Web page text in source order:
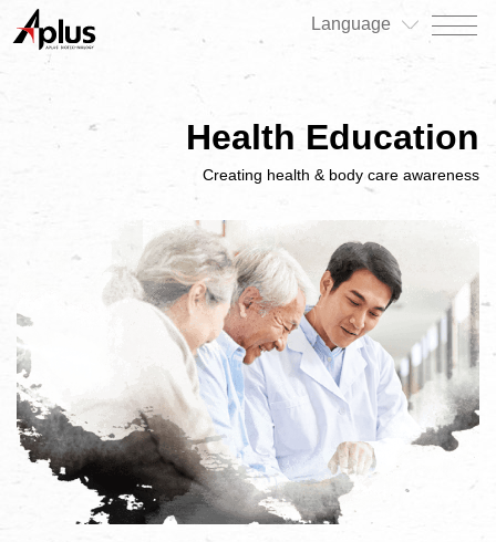
Language
最新消息
患者專區
投資人/公司治理專區
永續發展/利害關係人專區
人才招募
聯絡我們
Health Education
Creating health & body care awareness